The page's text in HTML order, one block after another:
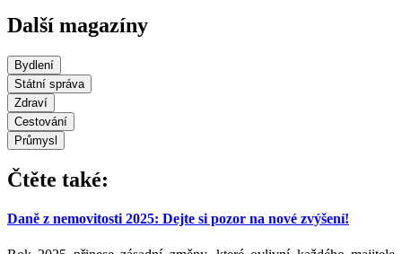
Další magazíny
Bydlení
Státní správa
Zdraví
Cestování
Průmysl
Čtěte také:
Daně z nemovitosti 2025: Dejte si pozor na nové zvýšení!